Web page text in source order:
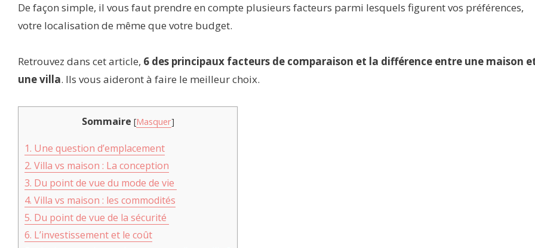
De façon simple, il vous faut prendre en compte plusieurs facteurs parmi lesquels figurent vos préférences,
votre localisation de même que votre budget.
Retrouvez dans cet article, 6 des principaux facteurs de comparaison et la différence entre une maison
une villa. Ils vous aideront à faire le meilleur choix.
Sommaire [Masquer]
1. Une question d’emplacement
2. Villa vs maison : La conception
3. Du point de vue du mode de vie
4. Villa vs maison : les commodités
5. Du point de vue de la sécurité
6. L’investissement et le coût